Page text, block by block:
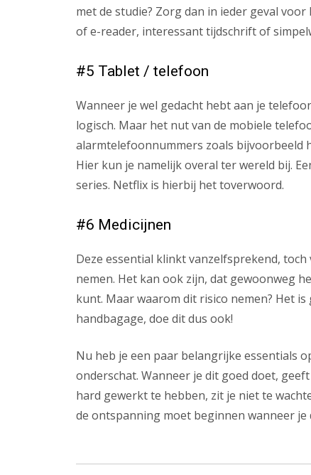
met de studie? Zorg dan in ieder geval
of e-reader, interessant tijdschrift of
#5 Tablet / telefoon
Wanneer je wel gedacht hebt aan je
logisch. Maar het nut van de mobiele
alarmtelefoonnummers zoals bijvoorbeeld
Hier kun je namelijk overal ter wereld bij.
series. Netflix is hierbij het toverwoord.
#6 Medicijnen
Deze essential klinkt vanzelfsprekend,
nemen. Het kan ook zijn, dat gewoonweg
kunt. Maar waarom dit risico nemen? Het
handbagage, doe dit dus ook!
Nu heb je een paar belangrijke essentials
onderschat. Wanneer je dit goed doet,
hard gewerkt te hebben, zit je niet te
de ontspanning moet beginnen wanneer je